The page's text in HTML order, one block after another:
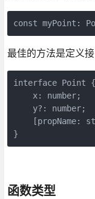
const myPoint:
最佳的方法是定义
interface Point {
    x: number;
    y?: number;
[propName:
}
函数类型